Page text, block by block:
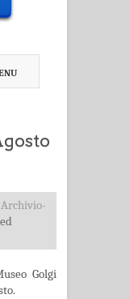
Archivio-
Golgi